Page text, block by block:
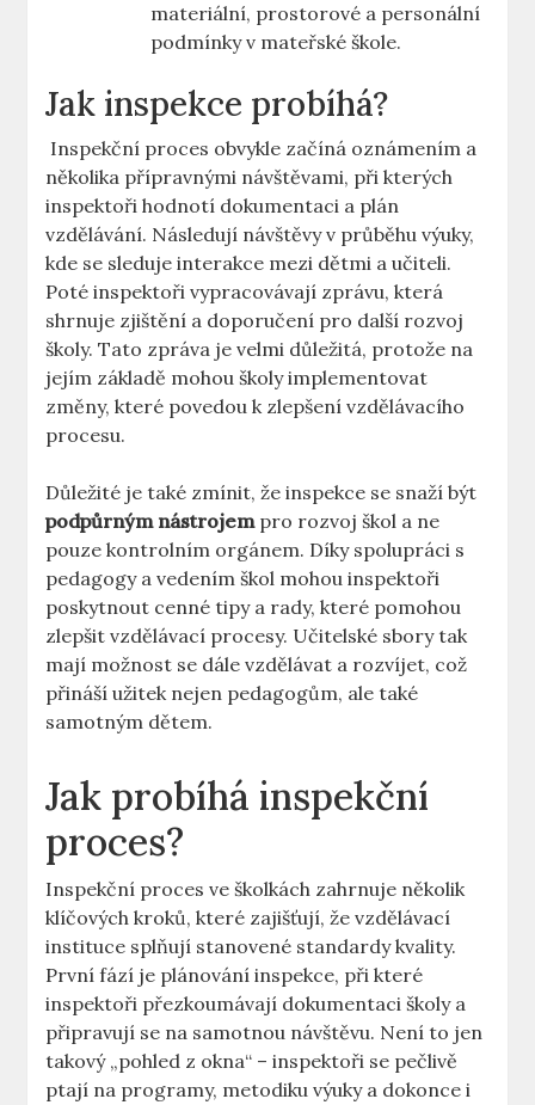
materiální, prostorové ⁢a personální
‍podmínky v mateřské škole.
Jak inspekce probíhá?
⁤ Inspekční proces obvykle začíná⁤ oznámením a
několika⁣ přípravnými návštěvami, při kterých
‍inspektoři hodnotí dokumentaci a plán
⁣vzdělávání.⁤ Následují návštěvy v průběhu výuky,
kde​ se sleduje interakce mezi dětmi a učiteli.
Poté ​inspektoři vypracovávají ⁣zprávu, která
shrnuje zjištění a ​doporučení pro další rozvoj
školy. Tato zpráva je velmi důležitá,⁣ protože na
jejím​ základě mohou školy implementovat
změny, které povedou k ⁢zlepšení⁣ vzdělávacího ​
procesu.
Důležité je také zmínit, ⁣že ‌inspekce se⁣ snaží být⁢
podpůrným ‍nástrojem‌pro rozvoj škol a ​ne⁢
pouze kontrolním orgánem. ‌Díky​ spolupráci‍ s
pedagogy a vedením škol⁣ mohou inspektoři
poskytnout⁣ cenné tipy ⁢a rady, které pomohou
zlepšit vzdělávací ⁢procesy. Učitelské ⁤sbory tak⁢
mají možnost se dále vzdělávat a rozvíjet, ⁢což
přináší‍ užitek nejen pedagogům, ale také
samotným dětem.
Jak probíhá inspekční
proces?
Inspekční proces ve školkách ⁤zahrnuje ‌několik
⁣klíčových ⁣kroků, které ‌zajišťují, že vzdělávací
instituce ⁤splňují stanovené standardy ⁢kvality.
‌První fází je‌ plánování ⁢inspekce, při⁣ které
inspektoři přezkoumávají⁢ dokumentaci školy‌ a
připravují se ​na⁢ samotnou návštěvu. Není to jen
takový „pohled z okna“ – inspektoři se pečlivě
‌ptají na‌ programy, metodiku výuky a dokonce⁣ i